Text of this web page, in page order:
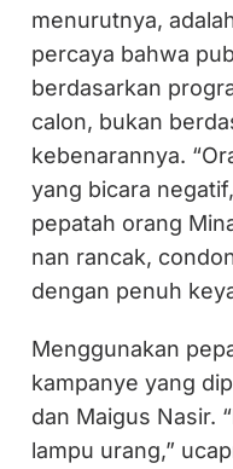
menurutnya,
percaya bahwa
berdasarkan
calon, bukan
kebenarannya.
yang bicara
pepatah orang
nan rancak,
dengan penuh
Menggunakan
kampanye yang
dan Maigus Nasir.
lampu urang,”